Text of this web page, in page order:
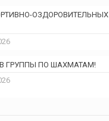
ОЗДОРОВИТЕЛЬНЫХ
ГРУППЫ ПО ШАХМАТАМ!